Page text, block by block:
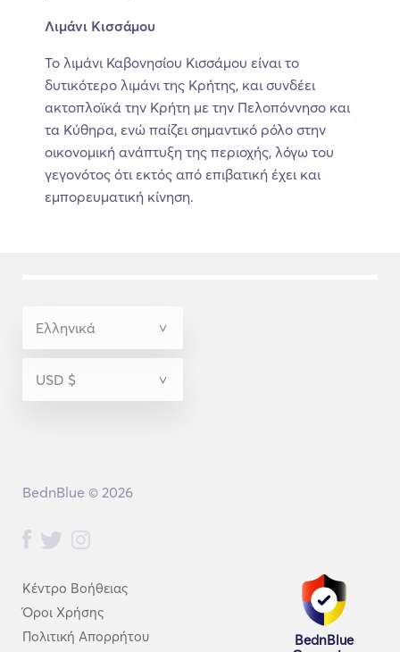
Λιμάνι Κισσάμου
Το λιμάνι Καβονησίου Κισσάμου είναι το
δυτικότερο λιμάνι της Κρήτης, και συνδέει
ακτοπλοϊκά την Κρήτη με την Πελοπόννησο και
τα Κύθηρα, ενώ παίζει σημαντικό ρόλο στην
οικονομική ανάπτυξη της περιοχής, λόγω του
γεγονότος ότι εκτός από επιβατική έχει και
εμπορευματική κίνηση.
Κέντρο Βοήθειας
Όροι Χρήσης
Πολιτική Απορρήτου
BednBlue
BednBlue © 2026